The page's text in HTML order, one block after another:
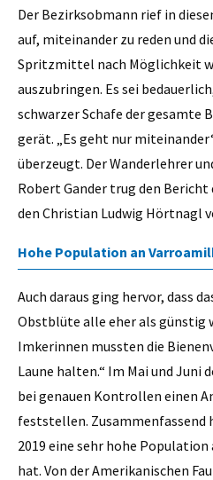
Der Bezirksobmann rief in
auf, miteinander zu reden und
Spritzmittel nach Möglichkeit
auszubringen. Es sei
schwarzer Schafe der gesamte
gerät. „Es geht nur
überzeugt. Der Wanderlehrer
Robert Gander trug den Bericht
den Christian Ludwig Hörtnagl
Hohe Population an
Auch daraus ging hervor, dass
Obstblüte alle eher als günstig
Imkerinnen mussten die
Laune halten.“ Im Mai und Juni
bei genauen Kontrollen einen
feststellen. Zusammenfassend
2019 eine sehr hohe
hat. Von der Amerikanischen